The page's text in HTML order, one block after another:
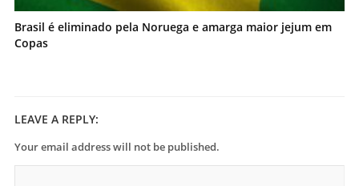
Brasil é eliminado pela Noruega e amarga maior jejum em
Copas
LEAVE A REPLY:
Your email address will not be published.